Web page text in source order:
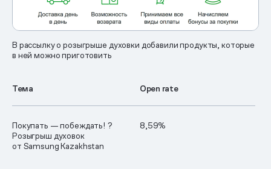
В рассылку о розыгрыше духовки добавили продукты, которые
в ней можно приготовить
Тема Open rate
Покупать — побеждать! ?
Розыгрыш духовок
от Samsung Kazakhstan
8,59%